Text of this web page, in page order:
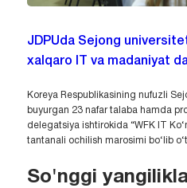
JDPUda Sejong
xalqaro IT va madaniyat
Koreya Respublikasining nufuzli
buyurgan 23 nafar talaba hamda
delegatsiya ishtirokida “WFK IT
tantanali ochilish marosimi bo‘lib
So'nggi